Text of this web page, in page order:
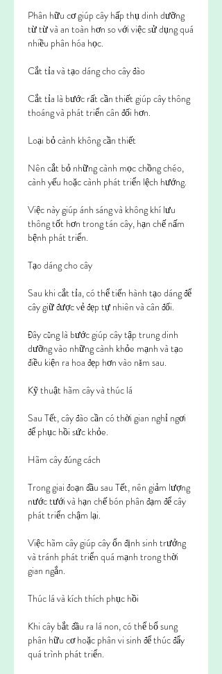
Phân hữu cơ giúp cây hấp thụ dinh dưỡng
từ từ và an toàn hơn so với việc sử dụng quá
nhiều phân hóa học.
Cắt tỉa và tạo dáng cho cây đào
Cắt tỉa là bước rất cần thiết giúp cây thông
thoáng và phát triển cân đối hơn.
Loại bỏ cành không cần thiết
Nên cắt bỏ những cành mọc chồng chéo,
cành yếu hoặc cành phát triển lệch hướng.
Việc này giúp ánh sáng và không khí lưu
thông tốt hơn trong tán cây, hạn chế nấm
bệnh phát triển.
Tạo dáng cho cây
Sau khi cắt tỉa, có thể tiến hành tạo dáng để
cây giữ được vẻ đẹp tự nhiên và cân đối.
Đây cũng là bước giúp cây tập trung dinh
dưỡng vào những cành khỏe mạnh và tạo
điều kiện ra hoa đẹp hơn vào năm sau.
Kỹ thuật hãm cây và thúc lá
Sau Tết, cây đào cần có thời gian nghỉ ngơi
để phục hồi sức khỏe.
Hãm cây đúng cách
Trong giai đoạn đầu sau Tết, nên giảm lượng
nước tưới và hạn chế bón phân đạm để cây
phát triển chậm lại.
Việc hãm cây giúp cây ổn định sinh trưởng
và tránh phát triển quá mạnh trong thời
gian ngắn.
Thúc lá và kích thích phục hồi
Khi cây bắt đầu ra lá non, có thể bổ sung
phân hữu cơ hoặc phân vi sinh để thúc đẩy
quá trình phát triển.